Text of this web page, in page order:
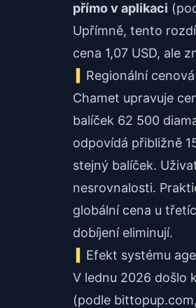
přímo v aplikaci
Upřímně, tento
cena 1,07 USD, ale
Regionální
Chamet upravuje
balíček 62 500
odpovídá přibližně
stejný balíček.
nesrovnalosti.
globální cena u
dobíjení eliminují.
Efekt systému
V lednu 2026 došlo
(podle